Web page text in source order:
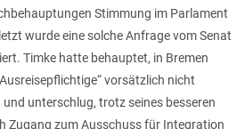
Stimmung im Parlament
wurde eine solche Anfrage vom Senat
Timke hatte behauptet, in Bremen
vorsätzlich nicht
unterschlug, trotz seines besseren
Zugang zum Ausschuss für Integration